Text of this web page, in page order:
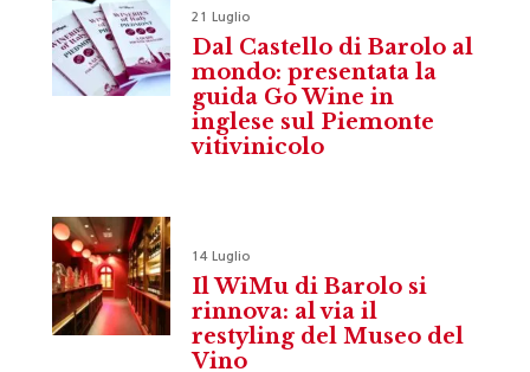
21 Luglio
Dal Castello di Barolo al
mondo: presentata la
guida Go Wine in
inglese sul Piemonte
vitivinicolo
14 Luglio
Il WiMu di Barolo si
rinnova: al via il
restyling del Museo del
Vino